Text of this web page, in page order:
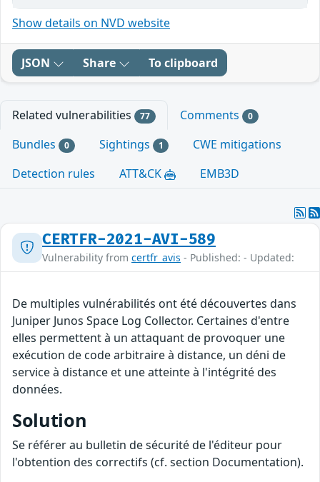
Show details on NVD website
JSON Share To clipboard
Related vulnerabilities 77 Comments 0
Bundles 0 Sightings 1
CWE mitigations
Detection rules
ATT&CK EMB3D
CERTFR-2021-AVI-589
Vulnerability from certfr_avis - Published: - Updated:
De multiples vulnérabilités ont été découvertes dans
Juniper Junos Space Log Collector. Certaines d'entre
elles permettent à un attaquant de provoquer une
exécution de code arbitraire à distance, un déni de
service à distance et une atteinte à l'intégrité des
données.
Solution
Se référer au bulletin de sécurité de l'éditeur pour
l'obtention des correctifs (cf. section Documentation).